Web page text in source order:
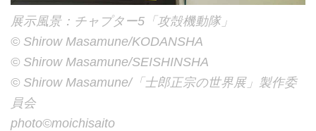
展示風景：チャプター5「攻殻機動隊」
©︎ Shirow Masamune/KODANSHA
©︎ Shirow Masamune/SEISHINSHA
©︎ Shirow Masamune/「士郎正宗の世界展」製作委
員会
photo©︎moichisaito